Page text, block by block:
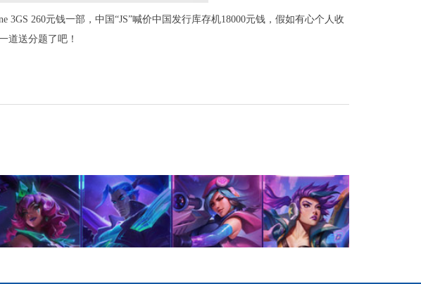
3GS 260元钱一部，中国“JS”喊价中国发行库存机18000元钱，假如有心个人收
道送分题了吧！